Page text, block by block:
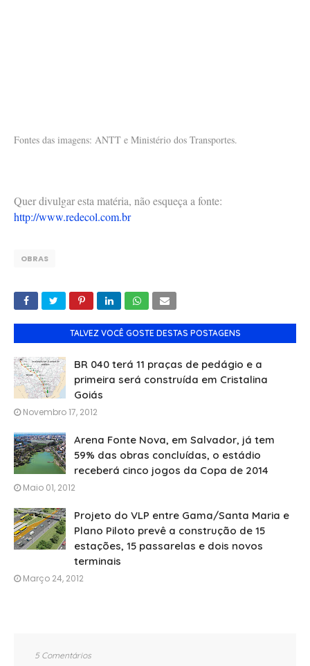
Fontes das imagens: ANTT e Ministério dos Transportes.
Quer divulgar esta matéria, não esqueça a fonte:
http://www.redecol.com.br
OBRAS
TALVEZ VOCÊ GOSTE DESTAS POSTAGENS
BR 040 terá 11 praças de pedágio e a
primeira será construída em Cristalina
Goiás
Novembro 17, 2012
Arena Fonte Nova, em Salvador, já tem
59% das obras concluídas, o estádio
receberá cinco jogos da Copa de 2014
Maio 01, 2012
Projeto do VLP entre Gama/Santa Maria e
Plano Piloto prevê a construção de 15
estações, 15 passarelas e dois novos
terminais
Março 24, 2012
5 Comentários